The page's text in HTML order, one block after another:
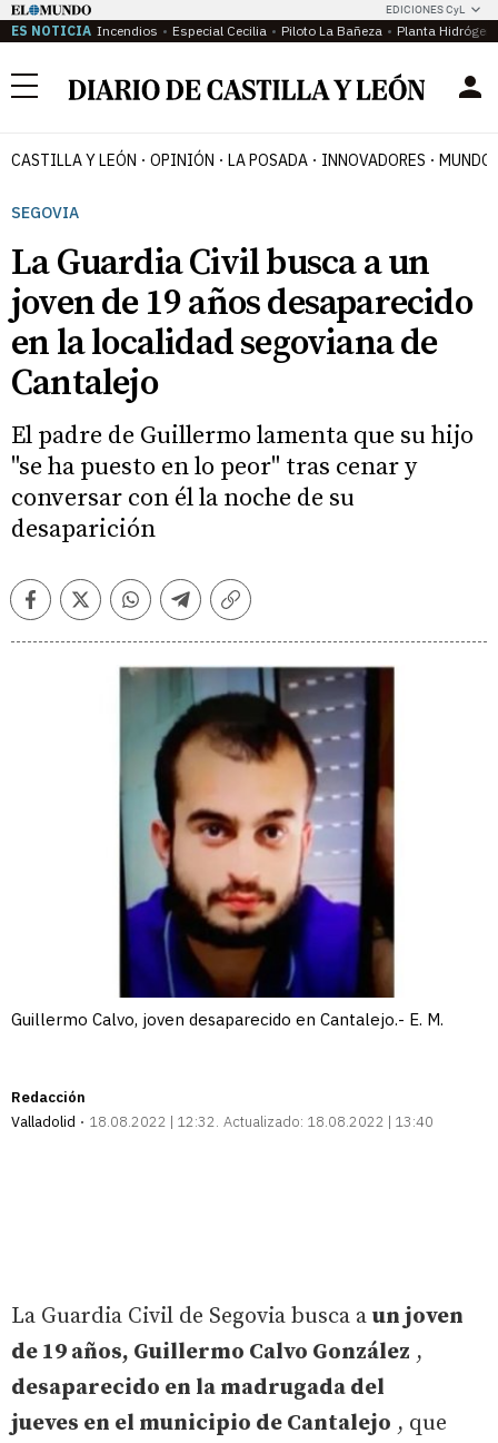
EDICIONES CyL
ES NOTICIA Incendios Especial Cecilia Piloto La Bañeza Planta
Menú
CASTILLA Y LEÓN OPINIÓN LA POSADA INNOVADORES MUNDO
SEGOVIA
La Guardia Civil busca a un
joven de 19 años desaparecido
en la localidad segoviana de
Cantalejo
El padre de Guillermo lamenta que su hijo
"se ha puesto en lo peor" tras cenar y
conversar con él la noche de su
desaparición
FacebookTwitterWhatsappTelegramCopiar
Guillermo Calvo, joven desaparecido en Cantalejo.- E. M.
Redacción
Valladolid
18.08.2022 | 12:32 Actualizado: 18.08.2022 | 13:40
La Guardia Civil de Segovia busca a un joven
de 19 años, Guillermo Calvo González ,
desaparecido en la madrugada del
jueves en el municipio de Cantalejo , que